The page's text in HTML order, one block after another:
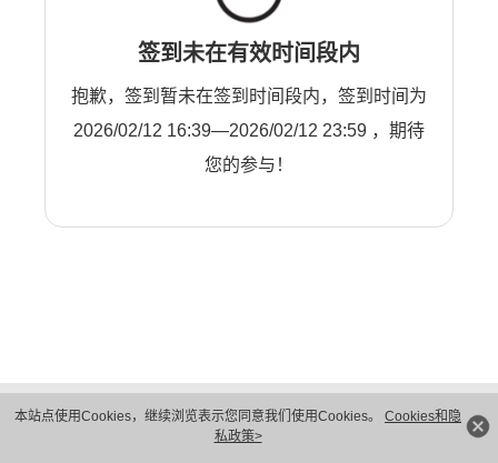
本站点使用Cookies，继续浏览表示您同意我们使用Cookies。 Cookies和隐
私政策>
签到未在有效时间段内
抱歉，签到暂未在签到时间段内，签到时间为
2026/02/12 16:39—2026/02/12 23:59 ，期待
您的参与！
隐私保护
法律声明